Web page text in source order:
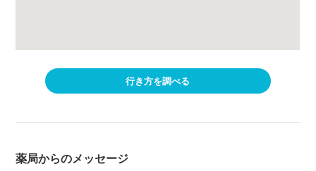
行き方を調べる
薬局からのメッセージ